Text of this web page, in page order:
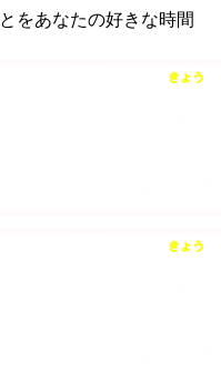
をあなたの好きな時間